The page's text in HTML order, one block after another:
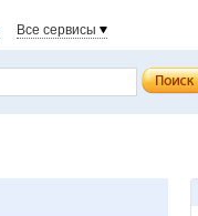
Все сервисы